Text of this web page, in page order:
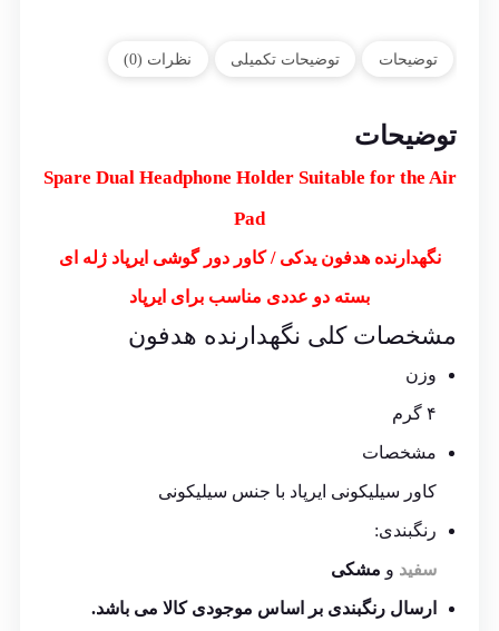
توضیحات توضیحات تکمیلی نظرات (0)
توضیحات
Spare Dual Headphone Holder Suitable for the Air
Pad
نگهدارنده هدفون یدکی / کاور دور گوشی ایرپاد ژله ای
بسته دو عددی مناسب برای ایرپاد
مشخصات کلی نگهدارنده هدفون
وزن
۴ گرم
مشخصات
کاور سیلیکونی ایرپاد با جنس سیلیکونی
رنگبندی:
سفید و مشکی
ارسال رنگبندی بر اساس موجودی کالا می باشد.